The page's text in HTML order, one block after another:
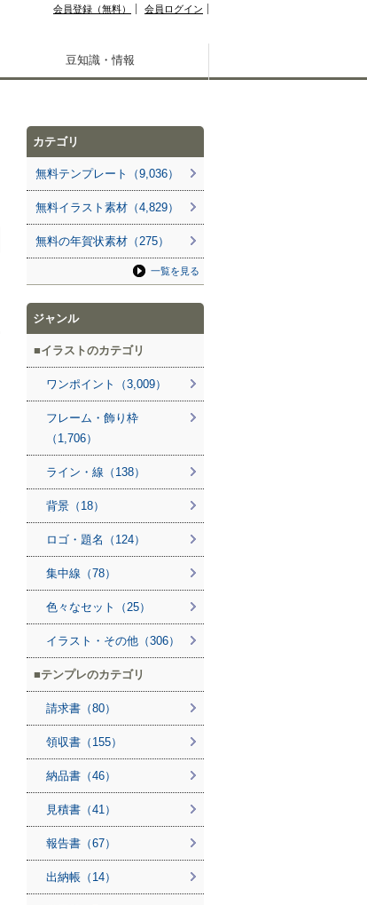
会員登録（無料） 会員ログイン
豆知識・情報
カテゴリ
無料テンプレート（9,036）
無料イラスト素材（4,829）
無料の年賀状素材（275）
一覧を見る
ジャンル
イラストのカテゴリ
ワンポイント（3,009）
フレーム・飾り枠
（1,706）
ライン・線（138）
背景（18）
ロゴ・題名（124）
集中線（78）
色々なセット（25）
イラスト・その他（306）
テンプレのカテゴリ
請求書（80）
領収書（155）
納品書（46）
見積書（41）
報告書（67）
出納帳（14）